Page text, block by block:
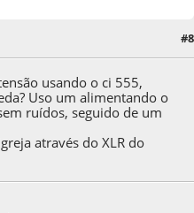
#8
usando o ci 555,
Uso um alimentando o
ruídos, seguido de um
através do XLR do